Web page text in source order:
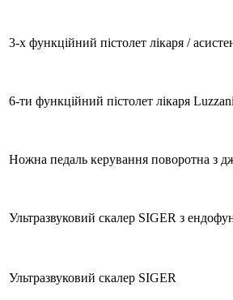
3-х функційний пістолет лікаря /
6-ти функційний пістолет лікаря Luzzani
Ножна педаль керування поворотна з
Ультразвуковий скалер SIGER з
Ультразвуковий скалер SIGER